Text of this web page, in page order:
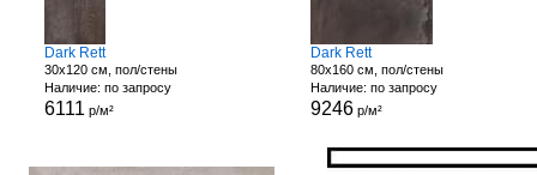
Dark Rett
30x120 см, пол/стены
Наличие: по запросу
6111 р/м²
Dark Rett
80x160 см, пол/стены
Наличие: по запросу
9246 р/м²